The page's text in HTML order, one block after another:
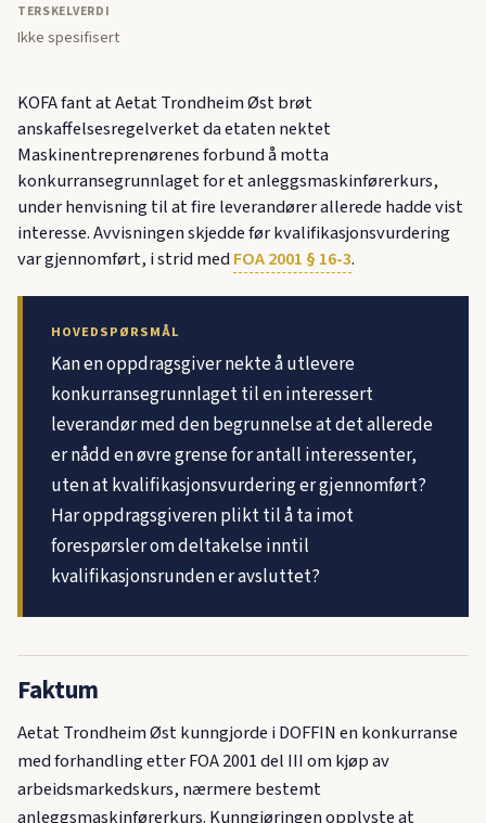
TERSKELVERDI
Ikke spesifisert
KOFA fant at Aetat Trondheim Øst brøt
anskaffelsesregelverket da etaten nektet
Maskinentreprenørenes forbund å motta
konkurransegrunnlaget for et anleggsmaskinførerkurs,
under henvisning til at fire leverandører allerede hadde vist
interesse. Avvisningen skjedde før kvalifikasjonsvurdering
var gjennomført, i strid medFOA 2001 § 16-3.
HOVEDSPØRSMÅL
Kan en oppdragsgiver nekte å utlevere
konkurransegrunnlaget til en interessert
leverandør med den begrunnelse at det allerede
er nådd en øvre grense for antall interessenter,
uten at kvalifikasjonsvurdering er gjennomført?
Har oppdragsgiveren plikt til å ta imot
forespørsler om deltakelse inntil
kvalifikasjonsrunden er avsluttet?
Faktum
Aetat Trondheim Øst kunngjorde i DOFFIN en konkurranse
med forhandling etter FOA 2001 del III om kjøp av
arbeidsmarkedskurs, nærmere bestemt
anleggsmaskinførerkurs. Kunngjøringen opplyste at